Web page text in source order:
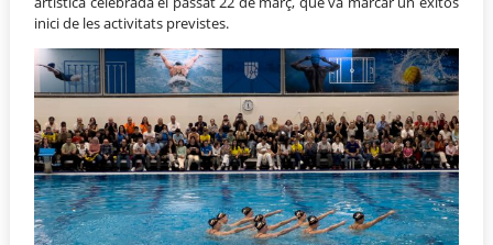
inici de les activitats previstes.